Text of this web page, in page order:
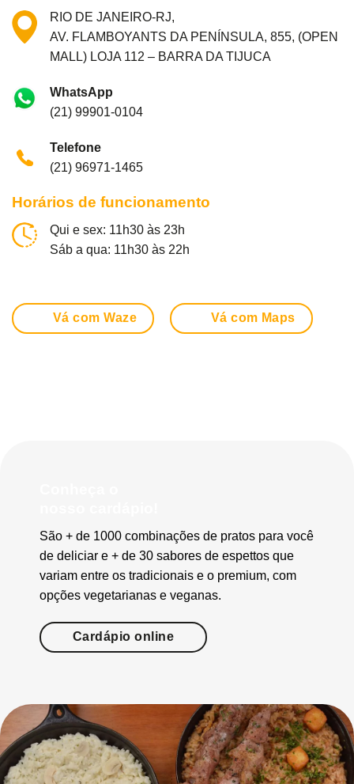
RIO DE JANEIRO-RJ,
AV. FLAMBOYANTS DA PENÍNSULA, 855, (OPEN
MALL) LOJA 112 – BARRA DA TIJUCA
WhatsApp
(21) 99901-0104
Telefone
(21) 96971-1465
Horários de funcionamento
Qui e sex: 11h30 às 23h
Sáb a qua: 11h30 às 22h
Vá com Waze Vá com Maps
São + de 1000 combinações de pratos para você
de deliciar e + de 30 sabores de espettos que
variam entre os tradicionais e o premium, com
opções vegetarianas e veganas.
Cardápio online